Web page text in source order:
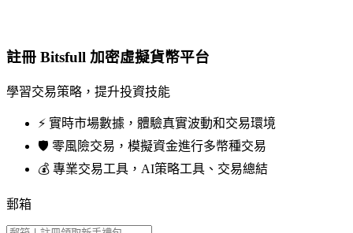
註冊 Bitsfull 加密虛擬貨幣平台
學習交易策略，提升投資技能
⚡️ 實時市場數據，體驗真實波動和交易環境
🛡️ 零風險交易，模擬資金進行多幣種交易
💰 專業交易工具，AI策略工具、交易總結
郵箱